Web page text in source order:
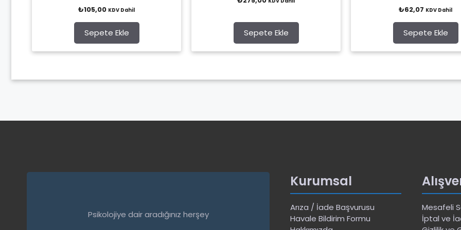
o
t
o
f
5
₺105,00 KDV Dahil
Sepete Ekle
o
o
5
Sepete Ekle
o
t
o
f
5
₺62,07 KDV Dahil
Sepete Ekle
Psikolojiye dair aradığınız herşey
Kurumsal
Arıza / İade Başvurusu
Havale Bildirim Formu
Mesafeli
İptal ve